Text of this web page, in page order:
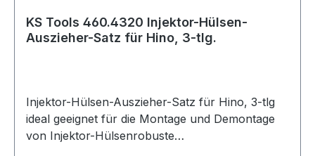
KS Tools 460.4320 Injektor-Hülsen-
Auszieher-Satz für Hino, 3-tlg.
Injektor-Hülsen-Auszieher-Satz für Hino, 3-tlg
ideal geeignet für die Montage und Demontage
von Injektor-Hülsenrobuste